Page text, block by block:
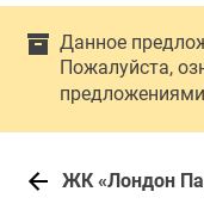
Данное
Пожалуйста,
ЖК «Лондон